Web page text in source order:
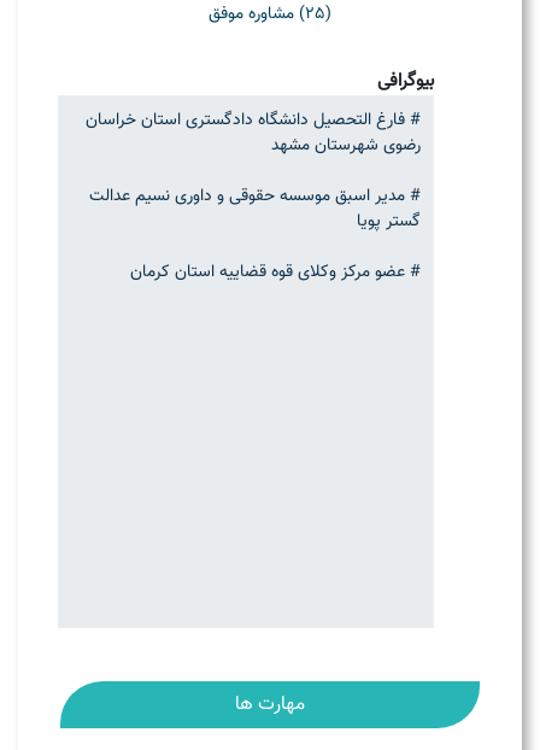
(25) مشاوره موفق
بیوگرافی
مهارت ها